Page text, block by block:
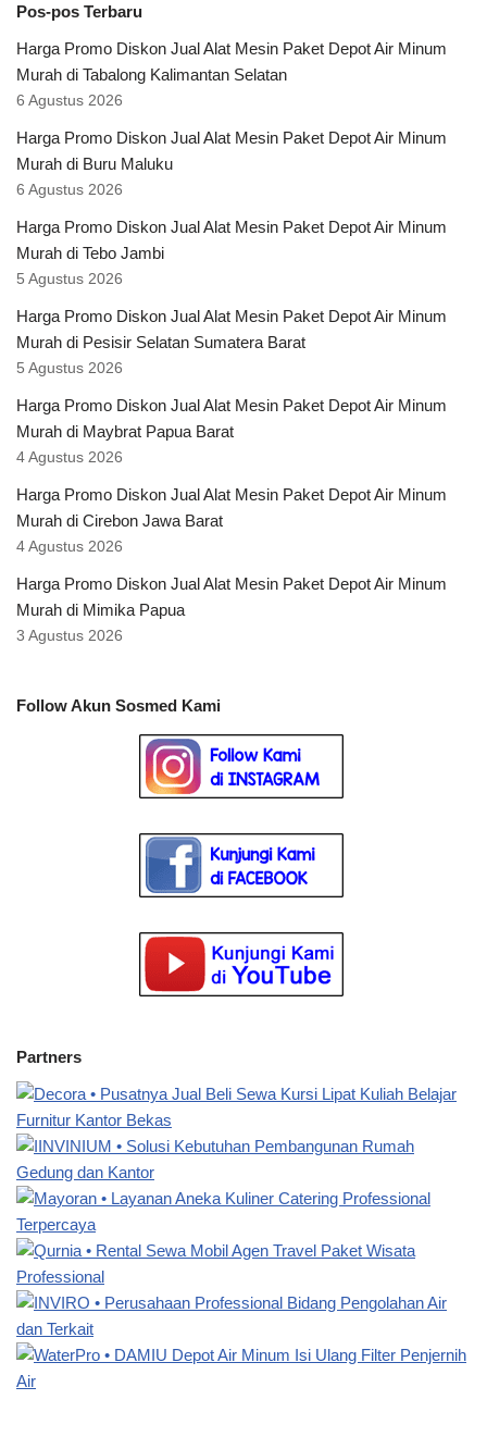
Pos-pos Terbaru
Harga Promo Diskon Jual Alat Mesin Paket Depot Air Minum
Murah di Tabalong Kalimantan Selatan
6 Agustus 2026
Harga Promo Diskon Jual Alat Mesin Paket Depot Air Minum
Murah di Buru Maluku
6 Agustus 2026
Harga Promo Diskon Jual Alat Mesin Paket Depot Air Minum
Murah di Tebo Jambi
5 Agustus 2026
Harga Promo Diskon Jual Alat Mesin Paket Depot Air Minum
Murah di Pesisir Selatan Sumatera Barat
5 Agustus 2026
Harga Promo Diskon Jual Alat Mesin Paket Depot Air Minum
Murah di Maybrat Papua Barat
4 Agustus 2026
Harga Promo Diskon Jual Alat Mesin Paket Depot Air Minum
Murah di Cirebon Jawa Barat
4 Agustus 2026
Harga Promo Diskon Jual Alat Mesin Paket Depot Air Minum
Murah di Mimika Papua
3 Agustus 2026
Follow Akun Sosmed Kami
Partners